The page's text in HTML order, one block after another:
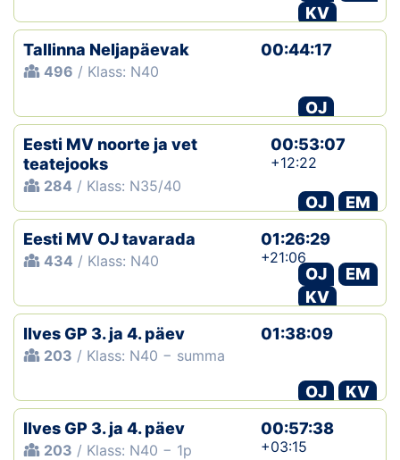
KV
Tallinna Neljapäevak
496 / Klass: N40
00:44:17
OJ
Eesti MV noorte ja vet
teatejooks
284 / Klass: N35/40
00:53:07
+12:22
OJ
EM
Eesti MV OJ tavarada
434 / Klass: N40
01:26:29
+21:06
OJ
EM
KV
Ilves GP 3. ja 4. päev
203 / Klass: N40 − summa
01:38:09
OJ
KV
Ilves GP 3. ja 4. päev
203 / Klass: N40 − 1p
00:57:38
+03:15